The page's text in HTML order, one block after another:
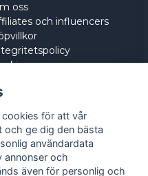
oss
och influencers
cookies för att vår
och ge dig den bästa
användardata
annonser och
även för personlig och